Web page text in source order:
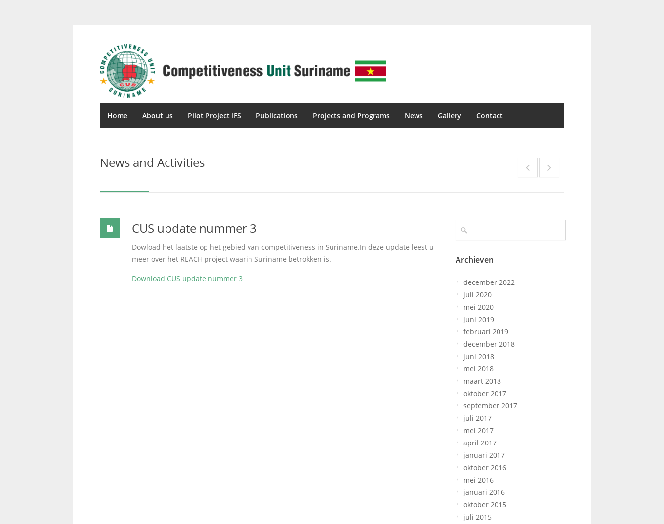
Home About us Pilot Project IFS Publications Projects and Programs News Gallery Contact
News and Activities
CUS update nummer 3
Dowload het laatste op het gebied van competitiveness in Suriname.In deze update leest u
meer over het REACH project waarin Suriname betrokken is.
Download CUS update nummer 3
Archieven
december 2022
juli 2020
mei 2020
juni 2019
februari 2019
december 2018
juni 2018
mei 2018
maart 2018
oktober 2017
september 2017
juli 2017
mei 2017
april 2017
januari 2017
oktober 2016
mei 2016
januari 2016
oktober 2015
juli 2015